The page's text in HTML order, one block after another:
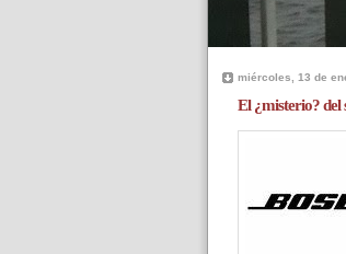
miércoles, 13 de
El ¿misterio? del